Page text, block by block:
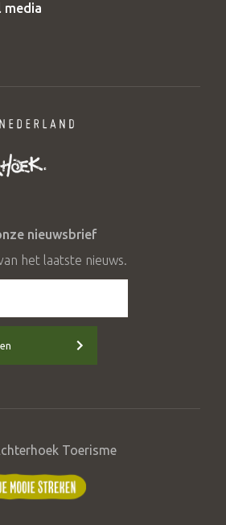
media
nieuwsbrief
het laatste nieuws.
Toerisme